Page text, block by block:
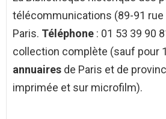
télécommunications (89-91 rue
Paris. Téléphone : 01 53 39 90
collection complète (sauf pour
annuaires de Paris et de
imprimée et sur microfilm).